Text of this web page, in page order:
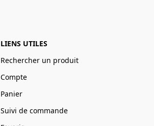
LIENS UTILES
Rechercher un produit
Compte
Panier
Suivi de commande